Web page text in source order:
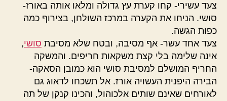
צעד עשירי- קחו קערת עץ גדולה ומלאו אותה באורז-
סושי. הניחו את הקערה במרכז השולחן, בצירוף כמה
כפות הגשה.
צעד אחד עשר- אף מסיבה, ובטח שלא מסיבת סושי,
אינה שלימה בלי קצת משקאות חריפים. והמשקה
החריף המושלם למסיבת סושי הוא כמובן הסאקה-
הבירה היפנית העשויה אורז. אל תשכחו לדאוג גם
לאורחים שאינם שותים אלכוהול, והכינו קנקן של תה